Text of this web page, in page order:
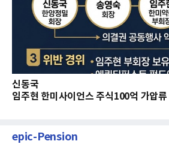
신동국
임주현 한미사이언스 주식100억 가압류
epic-Pension